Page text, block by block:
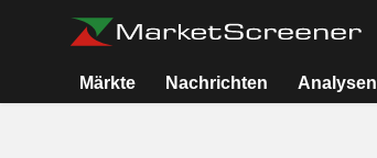
Märkte Nachrichten Analysen